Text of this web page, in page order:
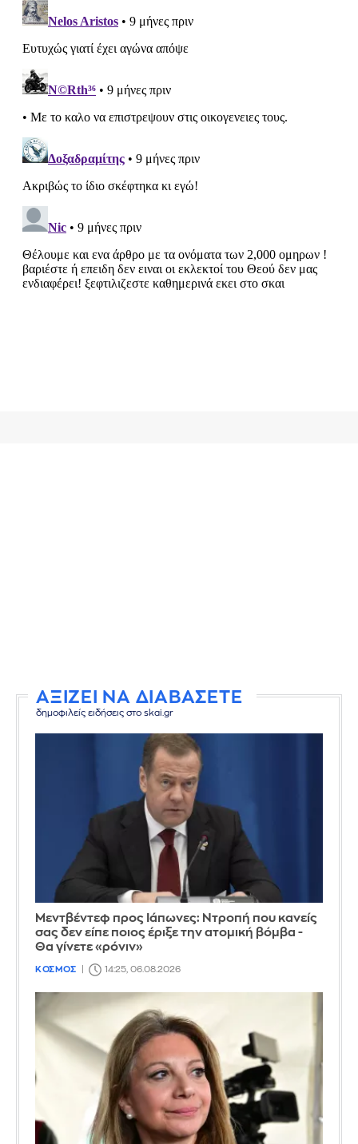
ΑΞΙΖΕΙ ΝΑ ΔΙΑΒΑΣΕΤΕ
δημοφιλείς ειδήσεις στο skai.gr
Μεντβέντεφ προς Ιάπωνες: Ντροπή που κανείς
σας δεν είπε ποιος έριξε την ατομική βόμβα -
Θα γίνετε «ρόνιν»
ΚΟΣΜΟΣ 14:25, 06.08.2026